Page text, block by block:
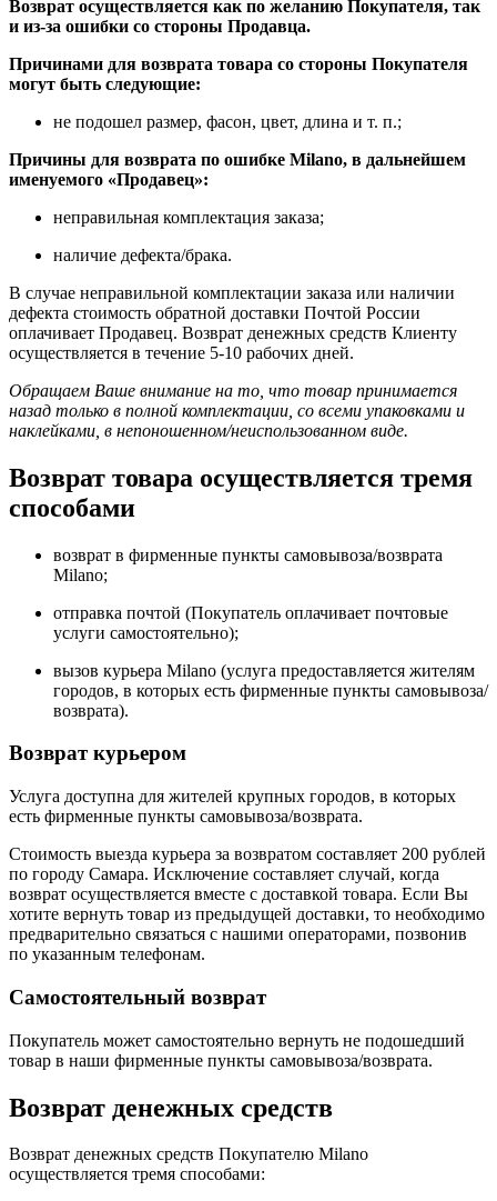
Возврат осуществляется как по желанию Покупателя, так
и из-за ошибки со стороны Продавца.
Причинами для возврата товара со стороны Покупателя
могут быть следующие:
не подошел размер, фасон, цвет, длина и т. п.;
Причины для возврата по ошибке Milano, в дальнейшем
именуемого «Продавец»:
неправильная комплектация заказа;
наличие дефекта/брака.
В случае неправильной комплектации заказа или наличии
дефекта стоимость обратной доставки Почтой России
оплачивает Продавец. Возврат денежных средств Клиенту
осуществляется в течение 5-10 рабочих дней.
Обращаем Ваше внимание на то, что товар принимается
назад только в полной комплектации, со всеми упаковками и
наклейками, в непоношенном/неиспользованном виде.
Возврат товара осуществляется тремя
способами
возврат в фирменные пункты самовывоза/возврата
Milano;
отправка почтой (Покупатель оплачивает почтовые
услуги самостоятельно);
вызов курьера Milano (услуга предоставляется жителям
городов, в которых есть фирменные пункты самовывоза/
возврата).
Возврат курьером
Услуга доступна для жителей крупных городов, в которых
есть фирменные пункты самовывоза/возврата.
Стоимость выезда курьера за возвратом составляет 200 рублей
по городу Самара. Исключение составляет случай, когда
возврат осуществляется вместе с доставкой товара. Если Вы
хотите вернуть товар из предыдущей доставки, то необходимо
предварительно связаться с нашими операторами, позвонив
по указанным телефонам.
Самостоятельный возврат
Покупатель может самостоятельно вернуть не подошедший
товар в наши фирменные пункты самовывоза/возврата.
Возврат денежных средств
Возврат денежных средств Покупателю Milano
осуществляется тремя способами: